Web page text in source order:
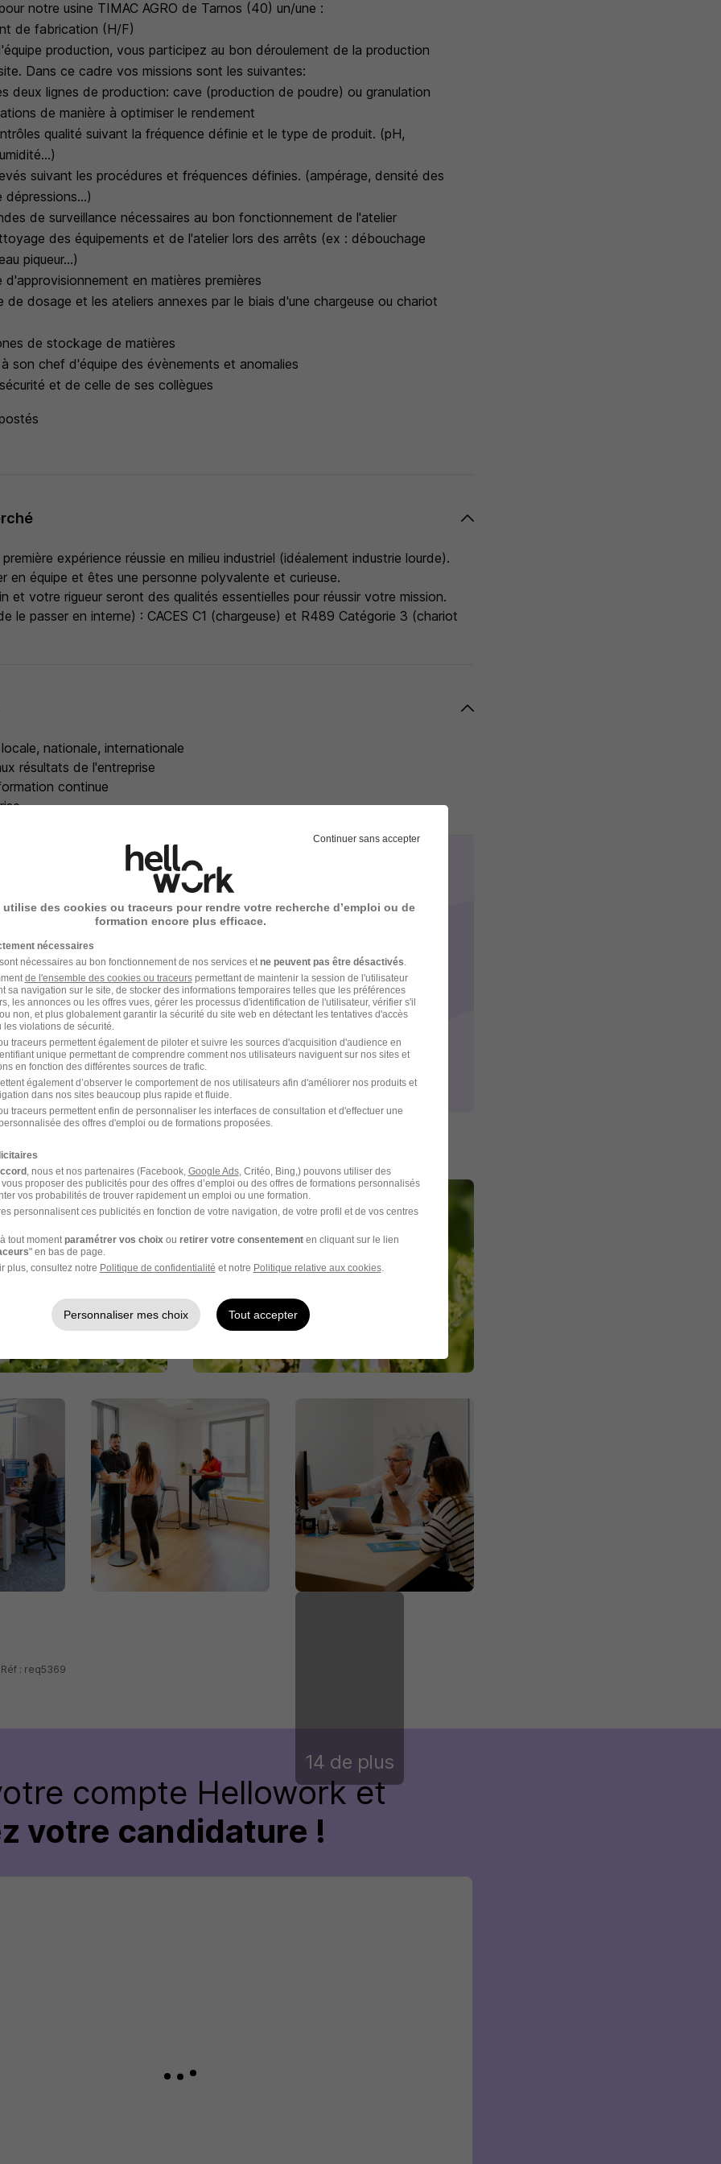
notre usine TIMAC AGRO de Tarnos (40) un/une :
de fabrication (H/F)
production, vous participez au bon déroulement de la production
Dans ce cadre vos missions sont les suivantes:
deux lignes de production: cave (production de poudre) ou granulation
de manière à optimiser le rendement
qualité suivant la fréquence définie et le type de produit. (pH,
suivant les procédures et fréquences définies. (ampérage, densité des
dépressions...)
de surveillance nécessaires au bon fonctionnement de l'atelier
des équipements et de l'atelier lors des arrêts (ex : débouchage
piqueur...)
d'approvisionnement en matières premières
de dosage et les ateliers annexes par le biais d'une chargeuse ou chariot
de stockage de matières
son chef d'équipe des évènements et anomalies
et de celle de ses collègues
expérience réussie en milieu industriel (idéalement industrie lourde).
en équipe et êtes une personne polyvalente et curieuse.
et votre rigueur seront des qualités essentielles pour réussir votre mission.
le passer en interne) : CACES C1 (chargeuse) et R489 Catégorie 3 (chariot
nationale, internationale
résultats de l'entreprise
continue
recrutement
peuvent varier selon l'offre à laquelle vous postulez.
avec le chargé de recrutement
le chargé de recrutement et votre futur manager
votre futur RRH et votre N+2
en images
14 de plus
: req5369
compte Hellowork et
votre candidature !
Continuer sans accepter
utilise des cookies ou traceurs pour rendre votre recherche d’emploi ou de
formation encore plus efficace.
nécessaires
nécessaires au bon fonctionnement de nos services et ne peuvent pas être désactivés
de l'ensemble des cookies ou traceurspermettant de maintenir la session de l'utilisateur
sa navigation sur le site, de stocker des informations temporaires telles que les préférences
les annonces ou les offres vues, gérer les processus d'identification de l'utilisateur, vérifier s'il
non, et plus globalement garantir la sécurité du site web en détectant les tentatives d'accès
violations de sécurité.
traceurs permettent également de piloter et suivre les sources d'acquisition d'audience en
unique permettant de comprendre comment nos utilisateurs naviguent sur nos sites et
en fonction des différentes sources de trafic.
également d’observer le comportement de nos utilisateurs afin d'améliorer nos produits et
dans nos sites beaucoup plus rapide et fluide.
traceurs permettent enfin de personnaliser les interfaces de consultation et d'effectuer une
des offres d'emploi ou de formations proposées.
, nous et nos partenaires (Facebook, Google Ads, Critéo, Bing,) pouvons utiliser des
proposer des publicités pour des offres d’emploi ou des offres de formations personnalisés
vos probabilités de trouver rapidement un emploi ou une formation.
personnalisent ces publicités en fonction de votre navigation, de votre profil et de vos centres
tout moment paramétrer vos choix ou retirer votre consentementen cliquant sur le lien
" en bas de page.
plus, consultez notre Politique de confidentialité et notre Politique relative aux cookies.
Personnaliser mes choix Tout accepter